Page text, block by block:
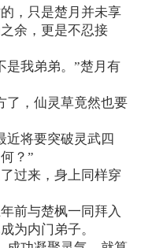
，只是楚月并未享
余，更是不忍接
我弟弟。”楚月有
，仙灵草竟然也要
将要突破灵武四
？”
过来，身上同样穿
前与楚枫一同拜入
为内门弟子。